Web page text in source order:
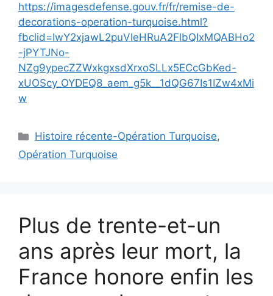
https://imagesdefense.gouv.fr/fr/remise-de-
decorations-operation-turquoise.html?
fbclid=IwY2xjawL2puVleHRuA2FlbQIxMQABHo2
-jPYTJNo-
NZg9ypecZZWxkgxsdXrxoSLLx5ECcGbKed-
xUOScy_OYDEQ8_aem_g5k__1dQG67Is1IZw4xMi
w
Catégories
Histoire récente-Opération Turquoise,
Opération Turquoise
Plus de trente-et-un
ans après leur mort, la
France honore enfin les